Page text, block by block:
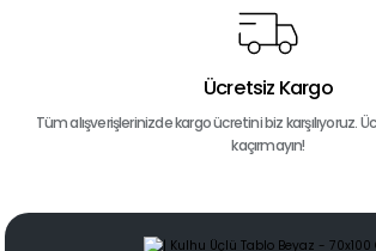
Ücretsiz Kargo
Tüm alışverişlerinizde kargo ücretini biz karşılıyoruz.
kaçırmayın!